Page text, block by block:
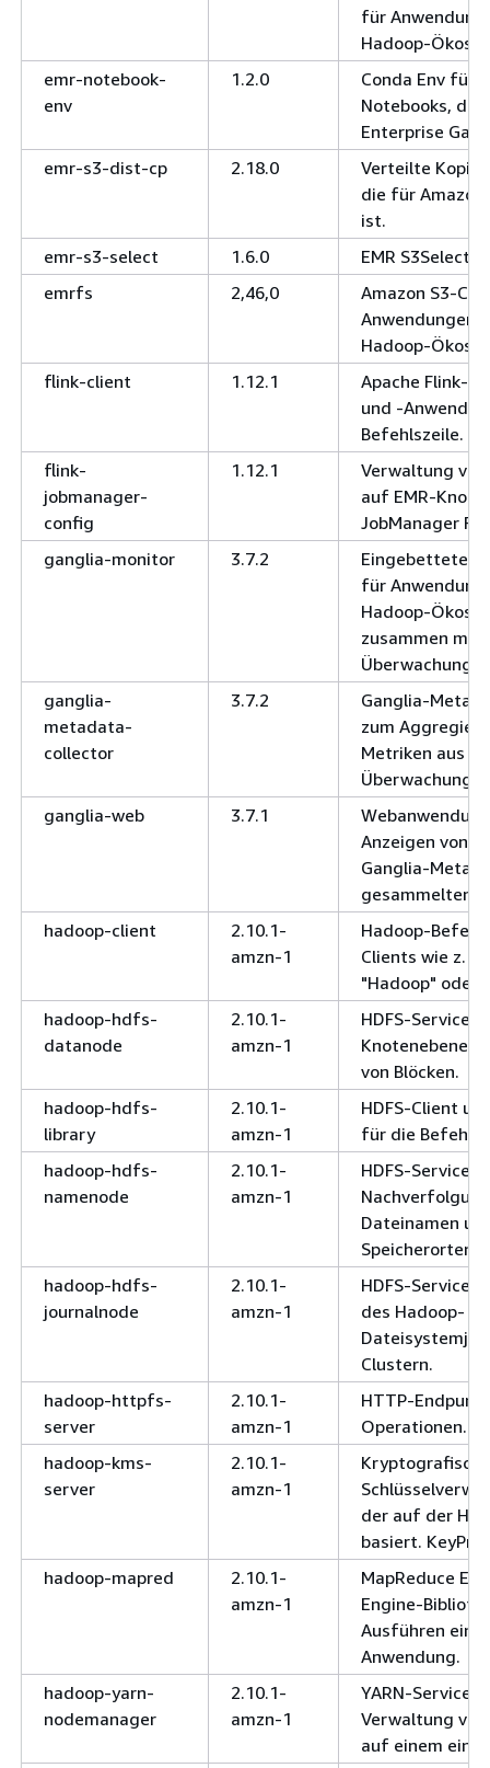
für
Hadoop-
emr-notebook-
env
1.2.0
Conda Env für
Notebooks,
Enterprise
emr-s3-dist-cp
2.18.0
Verteilte
die für
ist.
emr-s3-select
1.6.0
EMR S3Select-
emrfs
2,46,0
Amazon S3-
Anwendungen
Hadoop-
flink-client
1.12.1
Apache Flink-
und -
Befehlszeile.
flink-
jobmanager-
config
1.12.1
Verwaltung von
auf EMR-
JobManager
ganglia-monitor
3.7.2
Eingebetteter
für
Hadoop-
zusammen mit
ganglia-
metadata-
collector
3.7.2
Ganglia-
zum
Metriken aus
ganglia-web
3.7.1
Anzeigen von
Ganglia-
gesammelten
hadoop-client
2.10.1-
amzn-1
Hadoop-
Clients wie z.
"Hadoop" oder
hadoop-hdfs-
datanode
2.10.1-
amzn-1
HDFS-Service
Knotenebene
von Blöcken.
hadoop-hdfs-
library
2.10.1-
amzn-1
HDFS-Client
für die
hadoop-hdfs-
namenode
2.10.1-
amzn-1
HDFS-Service
Dateinamen
Speicherorten.
hadoop-hdfs-
journalnode
2.10.1-
amzn-1
HDFS-Service
des Hadoop-
Clustern.
hadoop-httpfs-
server
2.10.1-
amzn-1
HTTP-
Operationen.
hadoop-kms-
server
2.10.1-
amzn-1
der auf der
basiert.
hadoop-mapred
2.10.1-
amzn-1
MapReduce
Engine-
Ausführen
Anwendung.
hadoop-yarn-
nodemanager
2.10.1-
amzn-1
YARN-Service
Verwaltung
auf einem